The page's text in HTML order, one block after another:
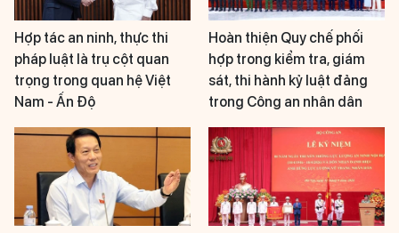
Hợp tác an ninh, thực thi
pháp luật là trụ cột quan
trọng trong quan hệ Việt
Nam - Ấn Độ
Hoàn thiện Quy chế phối
hợp trong kiểm tra, giám
sát, thi hành kỷ luật đảng
trong Công an nhân dân